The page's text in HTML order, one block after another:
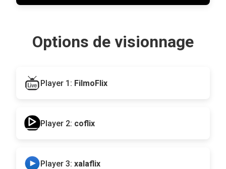
Options de visionnage
Player 1: FilmoFlix
Player 2: coflix
Player 3: xalaflix